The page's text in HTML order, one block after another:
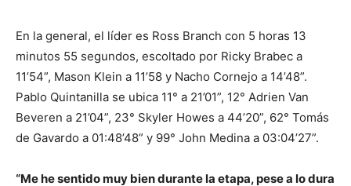
En la general, el líder es Ross Branch con 5 horas 13
minutos 55 segundos, escoltado por Ricky Brabec a
11’54”, Mason Klein a 11’58 y Nacho Cornejo a 14’48”.
Pablo Quintanilla se ubica 11° a 21’01”, 12° Adrien Van
Beveren a 21’04”, 23° Skyler Howes a 44’20”, 62° Tomás
de Gavardo a 01:48’48” y 99° John Medina a 03:04’27”.
“Me he sentido muy bien durante la etapa, pese a lo dura